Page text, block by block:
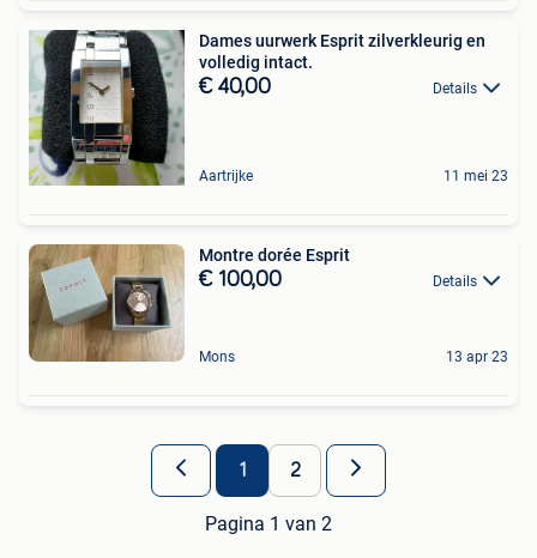
Dames uurwerk Esprit zilverkleurig en
volledig intact.
€ 40,00 Details
Aartrijke 11 mei 23
Montre dorée Esprit
€ 100,00 Details
Mons 13 apr 23
1 2
Pagina 1 van 2